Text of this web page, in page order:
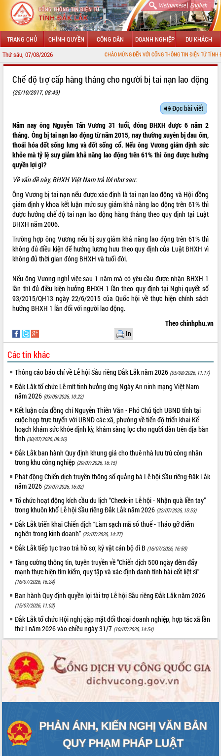
Vietnamese| English
TRANG CHỦ CHÍNH QUYỀN CÔNG DÂN DOANH NGHIỆP DU KHÁCH
Thứ sáu, 07/08/2026 CHÀO MỪNG ĐẾN VỚI CỔNG THÔNG TIN ĐIỆN TỬ TỈNH ĐẮK LẮK
LÃNH ĐẠO UBND TỈNH
SỞ, BAN, NGÀNH
UBND CÁC XÃ, PHƯỜNG
HỆ THỐNG VĂN BẢN
VĂN BẢN HĐND TỈNH
ĐIỂM TIN VĂN BẢN
QUY HOẠCH - KẾ HOẠCH
VIDEO
Không có file video nào để phát.
ALBUM ẢNH
LIÊN KẾT WEB
Hôm nay: 31186
Tất cả: 66043926
Chế độ trợ cấp hàng tháng cho người bị tai nạn lao động
(25/10/2017, 08:49)
Đọc bài viết
Năm nay ông Nguyễn Tấn Vương 31 tuổi, đóng BHXH được 6 năm 2
tháng. Ông bị tai nạn lao động từ năm 2015, nay thường xuyên bị đau ốm,
thoái hóa đốt sống lưng và đốt sống cổ. Nếu ông Vương giám định sức
khỏe mà tỷ lệ suy giảm khả năng lao động trên 61% thì ông được hưởng
quyền lợi gì?
Về vấn đề này, BHXH Việt Nam trả lời như sau:
Ông Vương bị tai nạn nếu được xác định là tai nạn lao động và Hội đồng
giám định y khoa kết luận mức suy giảm khả năng lao động trên 61% thì
được hưởng chế độ tai nạn lao động hàng tháng theo quy định tại Luật
BHXH năm 2006.
Trường hợp ông Vương nếu bị suy giảm khả năng lao động trên 61% thì
không đủ điều kiện để hưởng lương hưu theo quy định của Luật BHXH vì
không đủ thời gian đóng BHXH và tuổi đời.
Nếu ông Vương nghỉ việc sau 1 năm mà có yêu cầu được nhận BHXH 1
lần thì đủ điều kiện hưởng BHXH 1 lần theo quy định tại Nghị quyết số
93/2015/QH13 ngày 22/6/2015 của Quốc hội về thực hiện chính sách
hưởng BHXH 1 lần đối với người lao động.
Theo chinhphu.vn
In
Các tin khác
Thông cáo báo chí về Lễ hội Sầu riêng Đắk Lắk năm 2026 (05/08/2026, 11:17)
Đắk Lắk tổ chức Lễ mít tinh hưởng ứng Ngày An ninh mạng Việt Nam
năm 2026 (03/08/2026, 10:22)
Kết luận của đồng chí Nguyễn Thiên Văn - Phó Chủ tịch UBND tỉnh tại
cuộc họp trực tuyến với UBND các xã, phường về tiến độ triển khai Kế
hoạch khám sức khỏe định kỳ, khám sàng lọc cho người dân trên địa bàn
tỉnh (30/07/2026, 08:26)
Đắk Lắk ban hành Quy định khung giá cho thuê nhà lưu trú công nhân
trong khu công nghiệp (29/07/2026, 16:15)
Phát động Chiến dịch truyền thông số quảng bá Lễ hội Sầu riêng Đắk Lắk
năm 2026 (23/07/2026, 16:02)
Tổ chức hoạt động kích cầu du lịch “Check-in Lễ hội - Nhận quà liền tay”
trong khuôn khổ Lễ hội Sầu riêng Đắk Lắk năm 2026 (22/07/2026, 15:53)
Đắk Lắk triển khai Chiến dịch “Làm sạch mã số thuế - Tháo gỡ điểm
nghẽn trong kinh doanh” (22/07/2026, 14:27)
Đắk Lắk tiếp tục trao trả hồ sơ, kỷ vật cán bộ đi B (16/07/2026, 16:50)
Tăng cường thông tin, tuyên truyền về “Chiến dịch 500 ngày đêm đẩy
mạnh thực hiện tìm kiếm, quy tập và xác định danh tính hài cốt liệt sĩ”
(16/07/2026, 16:24)
Ban hành Quy định quyền lợi tài trợ Lễ hội Sầu riêng Đắk Lắk năm 2026
(15/07/2026, 11:02)
Đắk Lắk tổ chức Hội nghị gặp mặt đối thoại doanh nghiệp, hợp tác xã lần
thứ I năm 2026 vào chiều ngày 31/7 (10/07/2026, 14:54)